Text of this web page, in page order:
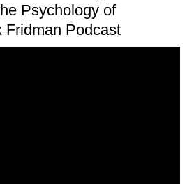
Psychology of
Fridman Podcast